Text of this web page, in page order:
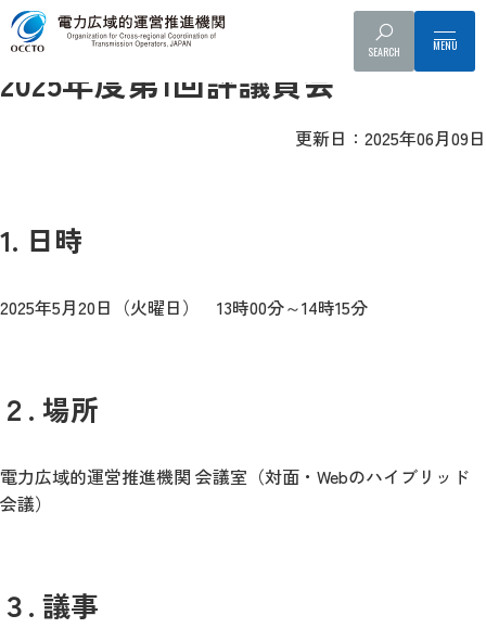
SEARCH
評議員会
2025年度第1回評議員会
更新日：2025年06月09日
1. 日時
2025年5月20日（火曜日） 13時00分～14時15分
２. 場所
電力広域的運営推進機関 会議室（対面・Webのハイブリッド
会議）
３. 議事